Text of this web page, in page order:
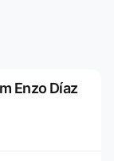
Enzo Díaz